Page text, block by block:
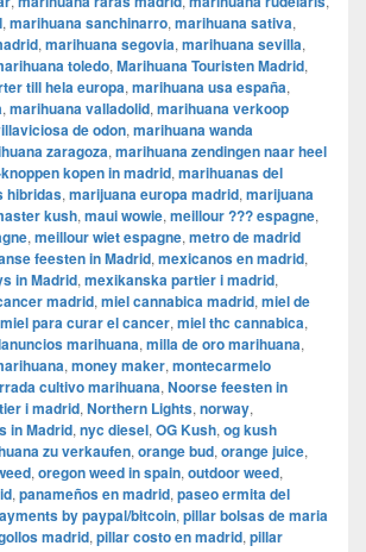
, marihuana sanchinarro, marihuana sativa,
, marihuana segovia, marihuana sevilla,
toledo, Marihuana Touristen Madrid,
till hela europa, marihuana usa españa,
, marihuana valladolid, marihuana verkoop
de odon, marihuana wanda
zaragoza, marihuana zendingen naar heel
kopen in madrid, marihuanas del
hibridas, marijuana europa madrid, marijuana
kush, maui wowie, meillour ??? espagne,
, meillour wiet espagne, metro de madrid
feesten in Madrid, mexicanos en madrid,
in Madrid, mexikanska partier i madrid,
madrid, miel cannabica madrid, miel de
miel para curar el cancer, miel thc cannabica,
marihuana, milla de oro marihuana,
, money maker, montecarmelo
cultivo marihuana, Noorse feesten in
i madrid, Northern Lights, norway,
in Madrid, nyc diesel, OG Kush, og kush
zu verkaufen, orange bud, orange juice,
, oregon weed in spain, outdoor weed,
, panameños en madrid, paseo ermita del
by paypal/bitcoin, pillar bolsas de maria
madrid, pillar costo en madrid, pillar